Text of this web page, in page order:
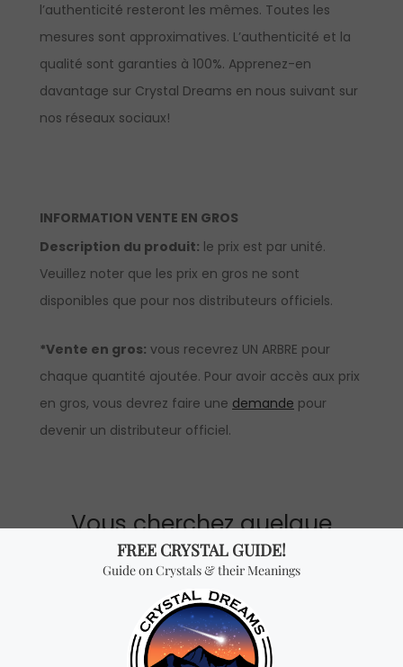
l’authenticité resteront les mêmes. Toutes les
mesures sont approximatives. L’authenticité et la
qualité sont garanties à 100%. Apprenez-en
davantage sur Crystal Dreams en nous suivant sur
nos réseaux sociaux!
INFORMATION VENTE EN GROS
Description du produit: le prix est par unité.
Veuillez noter que les prix en gros ne sont
disponibles que pour nos distributeurs officiels.
*Vente en gros: vous recevrez UN ARBRE pour
chaque quantité ajoutée. Pour avoir accès aux prix
en gros, vous devrez faire une demande pour
devenir un distributeur officiel.
Vous cherchez quelque
chose de spécial? Jetez
un coup d'œil à nos
produits les plus
vendus!